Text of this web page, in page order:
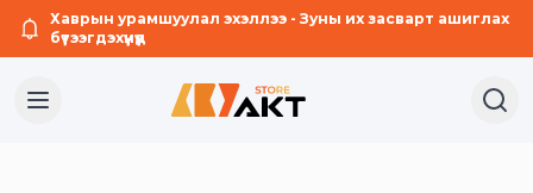
Хаврын урамшуулал эхэллээ - Зуны их засварт ашиглах
бүтээгдэхүүнүүд